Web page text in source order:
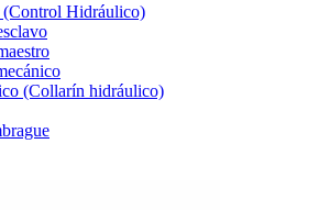
(Control Hidráulico)
(Collarín hidráulico)